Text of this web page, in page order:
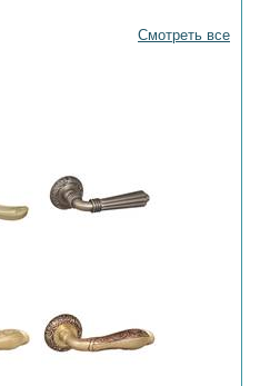
Смотреть все